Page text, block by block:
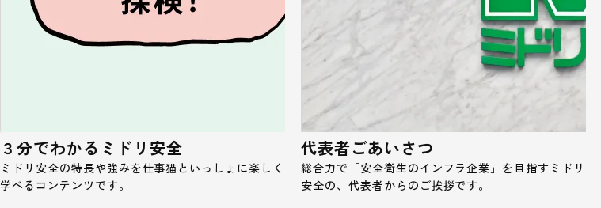
３分でわかるミドリ安全
ミドリ安全の特長や強みを仕事猫といっしょに楽しく
学べるコンテンツです。
代表者ごあいさつ
総合力で「安全衛生のインフラ企業」を目指すミドリ
安全の、代表者からのご挨拶です。